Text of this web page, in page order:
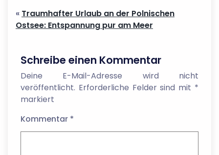
« Traumhafter Urlaub an der Polnischen
Ostsee: Entspannung pur am Meer
Schreibe einen Kommentar
Deine E-Mail-Adresse wird nicht
veröffentlicht. Erforderliche Felder sind mit *
markiert
Kommentar *